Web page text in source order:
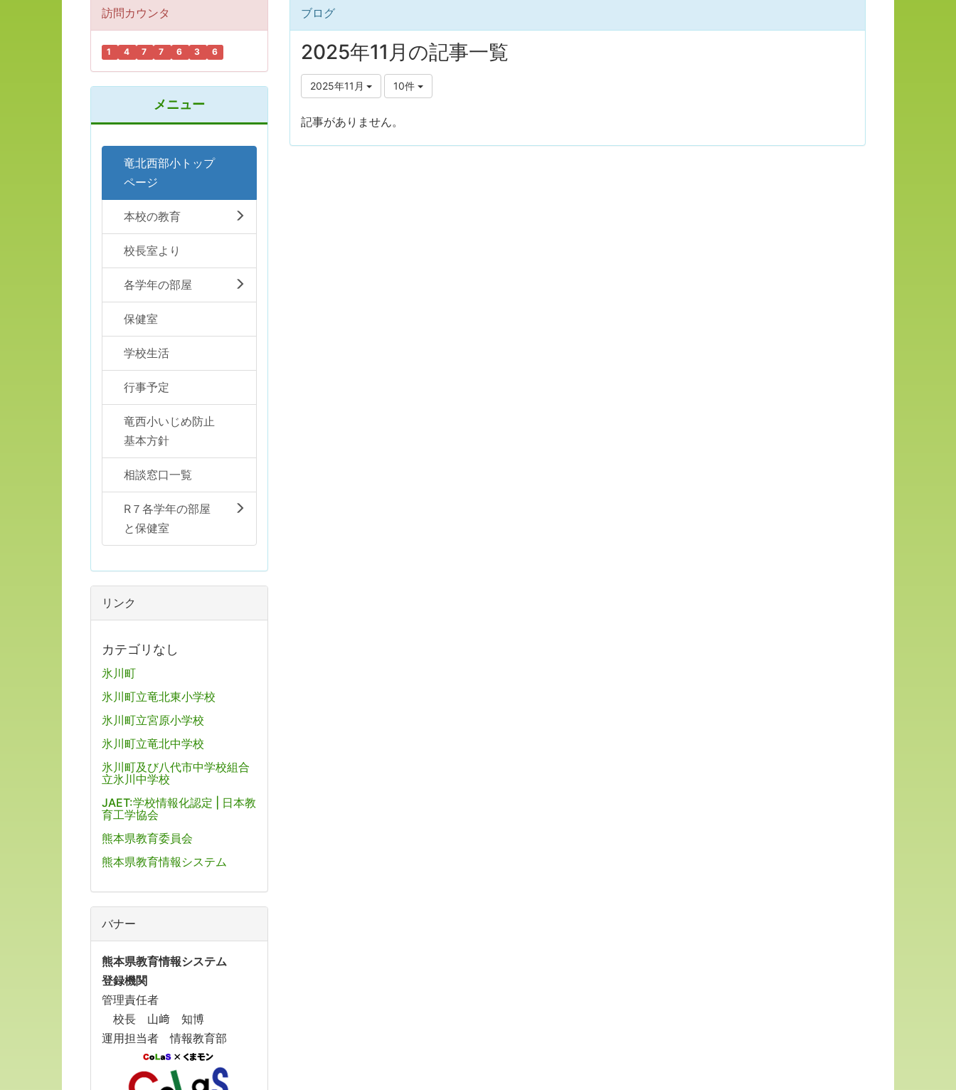
ブログ
2025年11月の記事一覧
2025年11月 10件
記事がありません。
訪問カウンタ
1 4 7 7 6 3 6
メニュー
竜北西部小トップ
ページ
本校の教育
校長室より
各学年の部屋
保健室
学校生活
行事予定
竜西小いじめ防止
基本方針
相談窓口一覧
R７各学年の部屋
と保健室
リンク
カテゴリなし
氷川町
氷川町立竜北東小学校
氷川町立宮原小学校
氷川町立竜北中学校
氷川町及び八代市中学校組合
立氷川中学校
JAET:学校情報化認定 | 日本教
育工学協会
熊本県教育委員会
熊本県教育情報システム
バナー
熊本県教育情報システム
登録機関
管理責任者
校長 山﨑 知博
運用担当者 情報教育部